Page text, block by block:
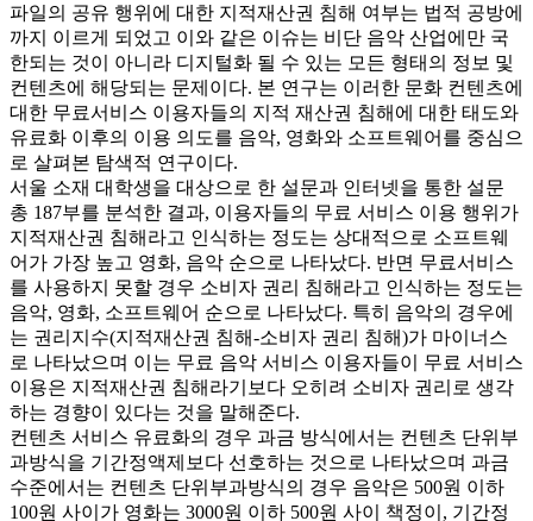
파일의 공유 행위에 대한 지적재산권 침해 여부는 법적 공방에
까지 이르게 되었고 이와 같은 이슈는 비단 음악 산업에만 국
한되는 것이 아니라 디지털화 될 수 있는 모든 형태의 정보 및
컨텐츠에 해당되는 문제이다. 본 연구는 이러한 문화 컨텐츠에
대한 무료서비스 이용자들의 지적 재산권 침해에 대한 태도와
유료화 이후의 이용 의도를 음악, 영화와 소프트웨어를 중심으
로 살펴본 탐색적 연구이다.
서울 소재 대학생을 대상으로 한 설문과 인터넷을 통한 설문
총 187부를 분석한 결과, 이용자들의 무료 서비스 이용 행위가
지적재산권 침해라고 인식하는 정도는 상대적으로 소프트웨
어가 가장 높고 영화, 음악 순으로 나타났다. 반면 무료서비스
를 사용하지 못할 경우 소비자 권리 침해라고 인식하는 정도는
음악, 영화, 소프트웨어 순으로 나타났다. 특히 음악의 경우에
는 권리지수(지적재산권 침해-소비자 권리 침해)가 마이너스
로 나타났으며 이는 무료 음악 서비스 이용자들이 무료 서비스
이용은 지적재산권 침해라기보다 오히려 소비자 권리로 생각
하는 경향이 있다는 것을 말해준다.
컨텐츠 서비스 유료화의 경우 과금 방식에서는 컨텐츠 단위부
과방식을 기간정액제보다 선호하는 것으로 나타났으며 과금
수준에서는 컨텐츠 단위부과방식의 경우 음악은 500원 이하
100원 사이가 영화는 3000원 이하 500원 사이 책정이, 기간정